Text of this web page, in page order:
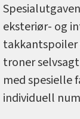
eksteriør- og
takkantspoiler
troner
med spesielle
individuell